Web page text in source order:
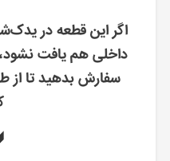
اگر این قطعه در
داخلی هم یافت
سفارش بدهید تا از